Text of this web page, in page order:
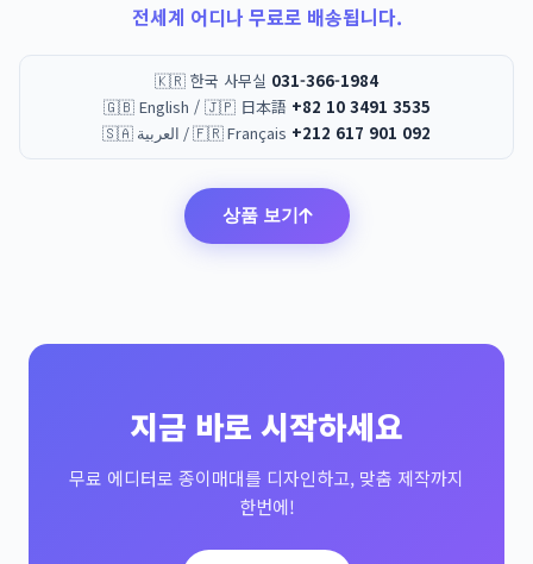
전세계 어디나 무료로 배송됩니다.
🇰🇷 한국 사무실 031-366-1984
🇬🇧 English / 🇯🇵 日本語 +82 10 3491 3535
🇸🇦 العربية / 🇫🇷 Français +212 617 901 092
상품 보기
지금 바로 시작하세요
무료 에디터로 종이매대를 디자인하고, 맞춤 제작까지
한번에!